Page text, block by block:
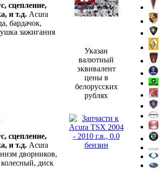
сцепление,
и т.д.Acura
бардачок,
зажигания
Указан
валютный
эквивалент
цены в
белорусских
рублях
сцепление,
и т.д.Acura
дворников,
диск